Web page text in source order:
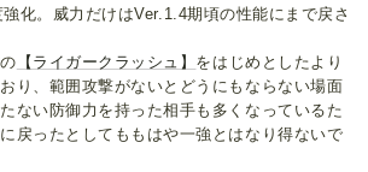
化。威力だけはVer.1.4期頃の性能にまで戻さ
【ライガークラッシュ】 をはじめとしたより
り、範囲攻撃がないとどうにもならない場面
ない防御力を持った相手も多くなっているた
戻ったとしてももはや一強とはなり得ないで